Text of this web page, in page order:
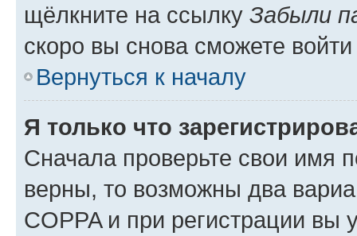
щёлкните на ссылку Забыли
скоро вы снова сможете
Вернуться к началу
Я только что
Сначала проверьте свои имя
верны, то возможны два
COPPA и при регистрации вы